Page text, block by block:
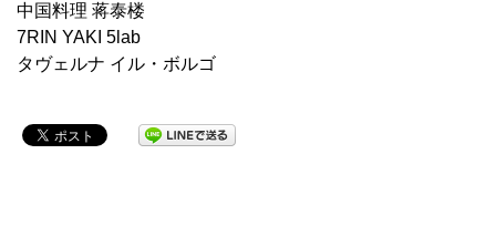
中国料理 蒋泰楼
7RIN YAKI 5lab
タヴェルナ イル・ボルゴ